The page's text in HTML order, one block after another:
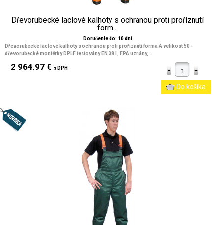
Dřevorubecké laclové kalhoty s ochranou proti proříznutí
form...
Doručenie do: 10 dní
Dřevorubecké laclové kalhoty s ochranou proti proříznutí forma A velikost 50 -
dřevorubecké montérky DPLF testovány EN 381, FPA uznány, ...
2 964.97 € s DPH